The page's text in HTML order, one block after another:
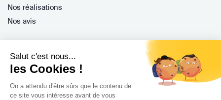
Salut c'est nous...
les Cookies !
On a attendu d'être sûrs que le contenu de
ce site vous intéresse avant de vous
Nos réalisations
Nos avis
Professionnels